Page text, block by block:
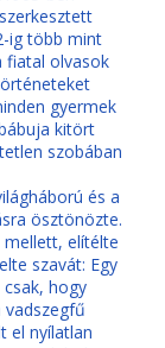
ig több mint
fiatal olvasok
gyermek
kitört
szobában
és a
ösztönözte.
mellett, elítélte
szavát: Egy
hogy
vadszegfű
el nyílatlan